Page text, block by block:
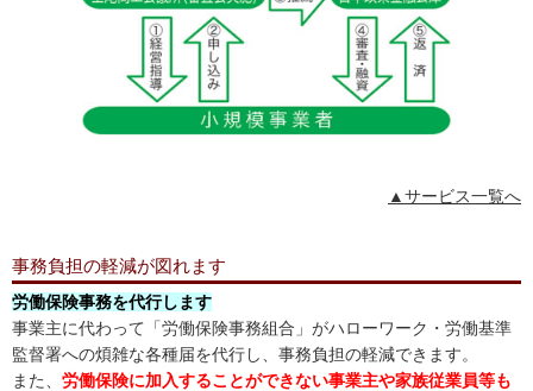
▲サービス一覧へ
事務負担の軽減が図れます
労働保険事務を代行します
事業主に代わって「労働保険事務組合」がハローワーク・労働基準
監督署への煩雑な各種届を代行し、事務負担の軽減できます。
また、 労働保険に加入することができない事業主や家族従業員等も